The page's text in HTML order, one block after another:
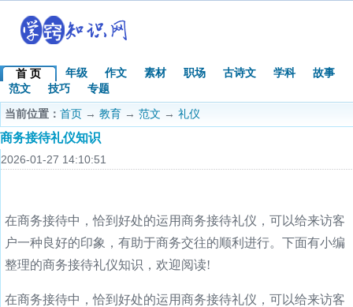
首 页 年级 作文 素材 职场 古诗文 学科
故事
范文
技巧
专题
当前位置： 首页 → 教育 → 范文 → 礼仪
商务接待礼仪知识
2026-01-27 14:10:51
在商务接待中，恰到好处的运用商务接待礼仪，可以给来访客
户一种良好的印象，有助于商务交往的顺利进行。下面有小编
整理的商务接待礼仪知识，欢迎阅读!
在商务接待中，恰到好处的运用商务接待礼仪，可以给来访客